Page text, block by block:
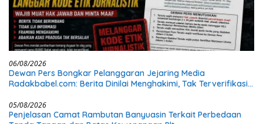
06/08/2026
Dewan Pers Bongkar Pelanggaran Jejaring Media
Radakbabel.com: Berita Dinilai Menghakimi, Tak Terverifikasi,
05/08/2026
Penjelasan Camat Rambutan Banyuasin Terkait Perbedaan